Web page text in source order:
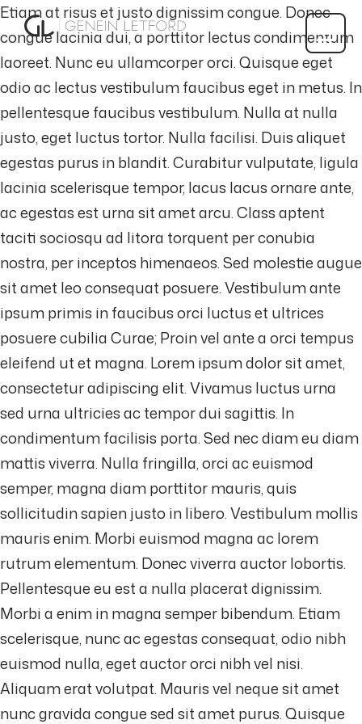
Etiam at risus et justo dignissim congue. Donec
congue lacinia dui, a porttitor lectus condimentum
laoreet. Nunc eu ullamcorper orci. Quisque eget
odio ac lectus vestibulum faucibus eget in metus. In
pellentesque faucibus vestibulum. Nulla at nulla
justo, eget luctus tortor. Nulla facilisi. Duis aliquet
egestas purus in blandit. Curabitur vulputate, ligula
lacinia scelerisque tempor, lacus lacus ornare ante,
ac egestas est urna sit amet arcu. Class aptent
taciti sociosqu ad litora torquent per conubia
nostra, per inceptos himenaeos. Sed molestie augue
sit amet leo consequat posuere. Vestibulum ante
ipsum primis in faucibus orci luctus et ultrices
posuere cubilia Curae; Proin vel ante a orci tempus
eleifend ut et magna. Lorem ipsum dolor sit amet,
consectetur adipiscing elit. Vivamus luctus urna
sed urna ultricies ac tempor dui sagittis. In
condimentum facilisis porta. Sed nec diam eu diam
mattis viverra. Nulla fringilla, orci ac euismod
semper, magna diam porttitor mauris, quis
sollicitudin sapien justo in libero. Vestibulum mollis
mauris enim. Morbi euismod magna ac lorem
rutrum elementum. Donec viverra auctor lobortis.
Pellentesque eu est a nulla placerat dignissim.
Morbi a enim in magna semper bibendum. Etiam
scelerisque, nunc ac egestas consequat, odio nibh
euismod nulla, eget auctor orci nibh vel nisi.
Aliquam erat volutpat. Mauris vel neque sit amet
nunc gravida congue sed sit amet purus. Quisque